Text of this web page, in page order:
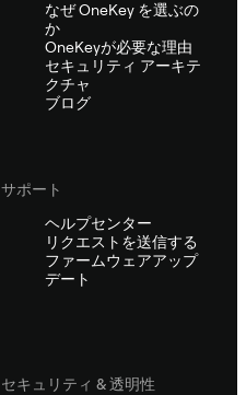
なぜ OneKey を選ぶの
か
OneKeyが必要な理由
セキュリティ アーキテ
クチャ
ブログ
サポート
ヘルプセンター
リクエストを送信する
ファームウェアアップ
デート
セキュリティ & 透明性